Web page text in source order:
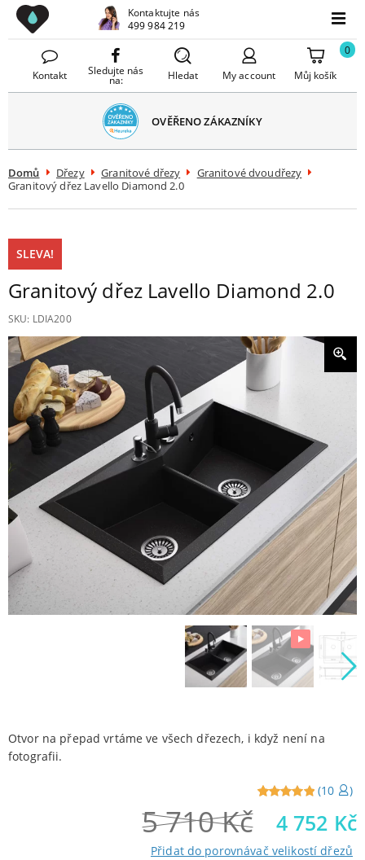
Drezy CZ
Kontaktujte nás
499 984 219
Kontakt Sledujte nás
na: Hledat My account Můj košík
0
OVĚŘENO ZÁKAZNÍKY
Domů Dřezy Granitové dřezy
Granitové dvoudřezy
Granitový dřez Lavello Diamond 2.0
Granitový dřez Lavello Diamond 2.0
SLEVA!
SKU: LDIA200
Otvor na přepad vrtáme ve všech dřezech, i když není na
fotografii.
out of
5 from
(10 )
5 710Kč 4 752 Kč
Přidat do porovnávač velikostí dřezů